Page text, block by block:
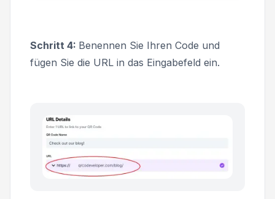
Schritt 4: Benennen Sie Ihren Code und
fügen Sie die URL in das Eingabefeld ein.